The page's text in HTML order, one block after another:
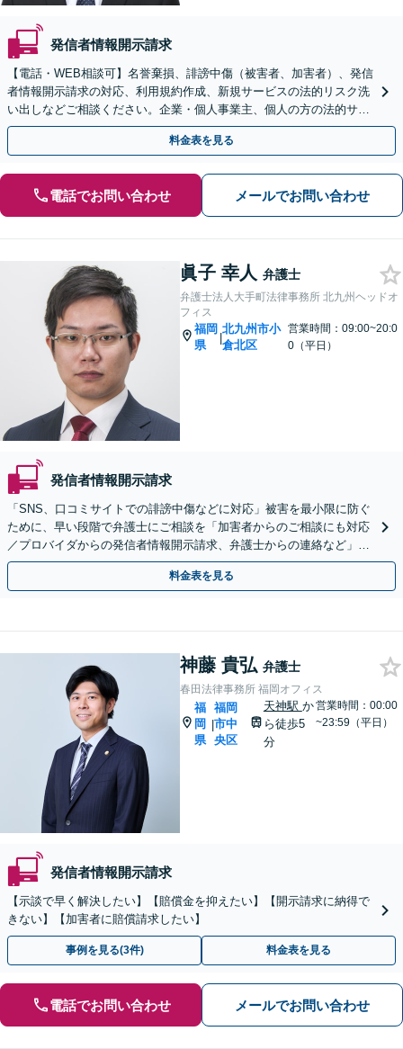
発信者情報開示請求
【電話・WEB相談可】名誉棄損、誹謗中傷（被害者、加害者）、発信
者情報開示請求の対応、利用規約作成、新規サービスの法的リスク洗
い出しなどご相談ください。企業・個人事業主、個人の方の法的サポ
ートをいたします【スポット相談可】
料金表を見る
電話でお問い合わせ メールでお問い合わせ
眞子 幸人 弁護士
弁護士法人大手町法律事務所 北九州ヘッドオ
フィス
福岡
県
|
北九州市小
倉北区
営業時間：09:00~20:0
0（平日）
発信者情報開示請求
「SNS、口コミサイトでの誹謗中傷などに対応」被害を最小限に防ぐ
ために、早い段階で弁護士にご相談を「加害者からのご相談にも対応
／プロバイダからの発信者情報開示請求、弁護士からの連絡など」法
人の風評被害対策にも対応【休日・夜間相談可】
料金表を見る
神藤 貴弘 弁護士
春田法律事務所 福岡オフィス
福
岡
県
|
福岡
市中
央区
天神駅 か
ら徒歩5
分
営業時間：00:00
~23:59（平日）
発信者情報開示請求
【示談で早く解決したい】【賠償金を抑えたい】【開示請求に納得で
きない】【加害者に賠償請求したい】
事例を見る(3件) 料金表を見る
電話でお問い合わせ メールでお問い合わせ